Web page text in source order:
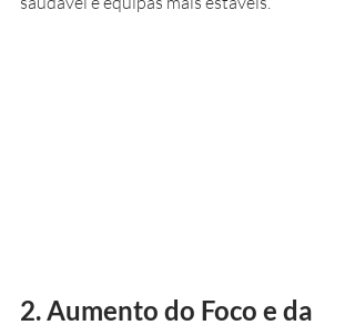
2. Aumento do Foco e da